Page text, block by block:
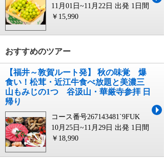
11月01日~11月22日 出発 1日間
￥15,990
おすすめのツアー
【福井～敦賀ルート発】 秋の味覚 爆
食い！松茸・近江牛食べ放題と美濃三
山もみじの1つ 谷汲山・華厳寺参拝 日
帰り
コース番号267143481`9FUK
10月25日~11月29日 出発 1日間
￥18,990